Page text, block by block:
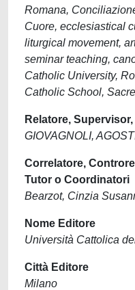
Romana,
Cuore, ecclesiastical
liturgical movement,
seminar teaching,
Catholic University,
Catholic School,
Relatore,
GIOVAGNOLI,
Correlatore,
Tutor o Coordinatori
Bearzot, Cinzia
Nome Editore
Università Cattolica
Città Editore
Milano